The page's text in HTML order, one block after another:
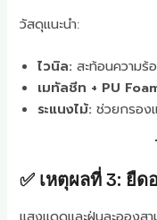
วัสดุแนะนำ:
ไวนิล: สะท้อนความร้
เมทัลชีท + PU
ระแนงไม้: ช่วยกรอง
✅ เหตุผลที่ 3: ยื